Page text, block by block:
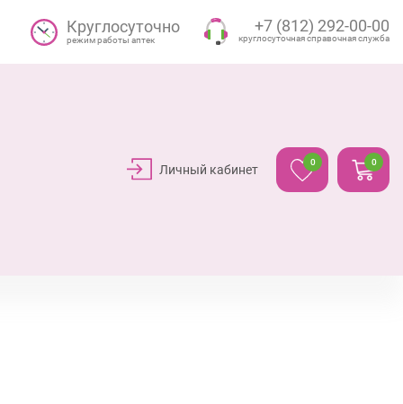
Круглосуточно
режим работы аптек
+7 (812) 292-00-00
круглосуточная справочная служба
Личный кабинет
0 0